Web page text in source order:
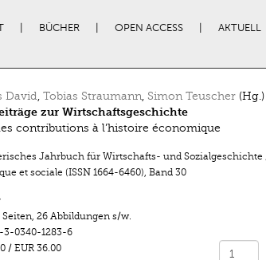
BÜCHER OPEN ACCESS AKTUELL
David, Tobias Straumann, Simon Teuscher(Hg.)
zur Wirtschaftsgeschichte
contributions à l’histoire économique
Jahrbuch für Wirtschafts- und Sozialgeschichte
et sociale (ISSN 1664-6460), Band 30
Seiten, 26 Abbildungen s/w.
3-0340-1283-6
/ EUR 36.00